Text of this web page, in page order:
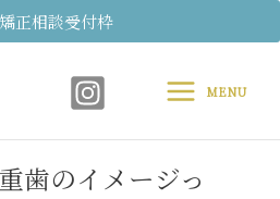
正相談受付枠
MenuMENU
歯のイメージっ